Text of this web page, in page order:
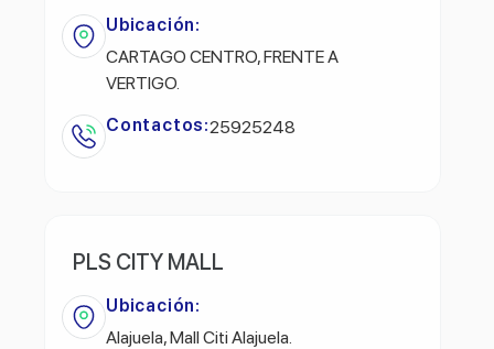
Ubicación:
CARTAGO CENTRO, FRENTE A
VERTIGO.
Contactos:25925248
PLS CITY MALL
Ubicación:
Alajuela, Mall Citi Alajuela.